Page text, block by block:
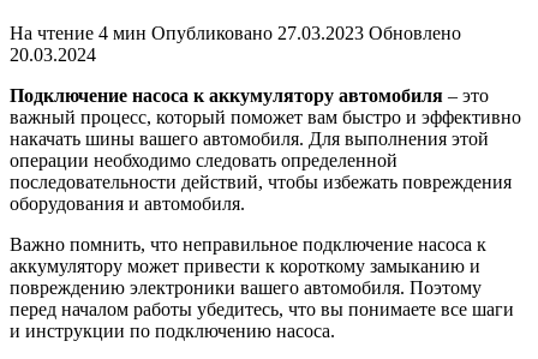
На чтение 4 мин Опубликовано 27.03.2023 Обновлено
20.03.2024
Подключение насоса к аккумулятору автомобиля – это
важный процесс, который поможет вам быстро и эффективно
накачать шины вашего автомобиля. Для выполнения этой
операции необходимо следовать определенной
последовательности действий, чтобы избежать повреждения
оборудования и автомобиля.
Важно помнить, что неправильное подключение насоса к
аккумулятору может привести к короткому замыканию и
повреждению электроники вашего автомобиля. Поэтому
перед началом работы убедитесь, что вы понимаете все шаги
и инструкции по подключению насоса.